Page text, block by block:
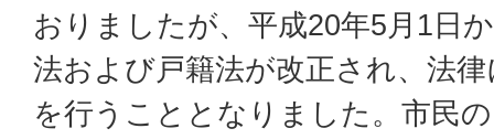
おりましたが、平成20年5月1日
法および戸籍法が改正され、法
を行うこととなりました。市民